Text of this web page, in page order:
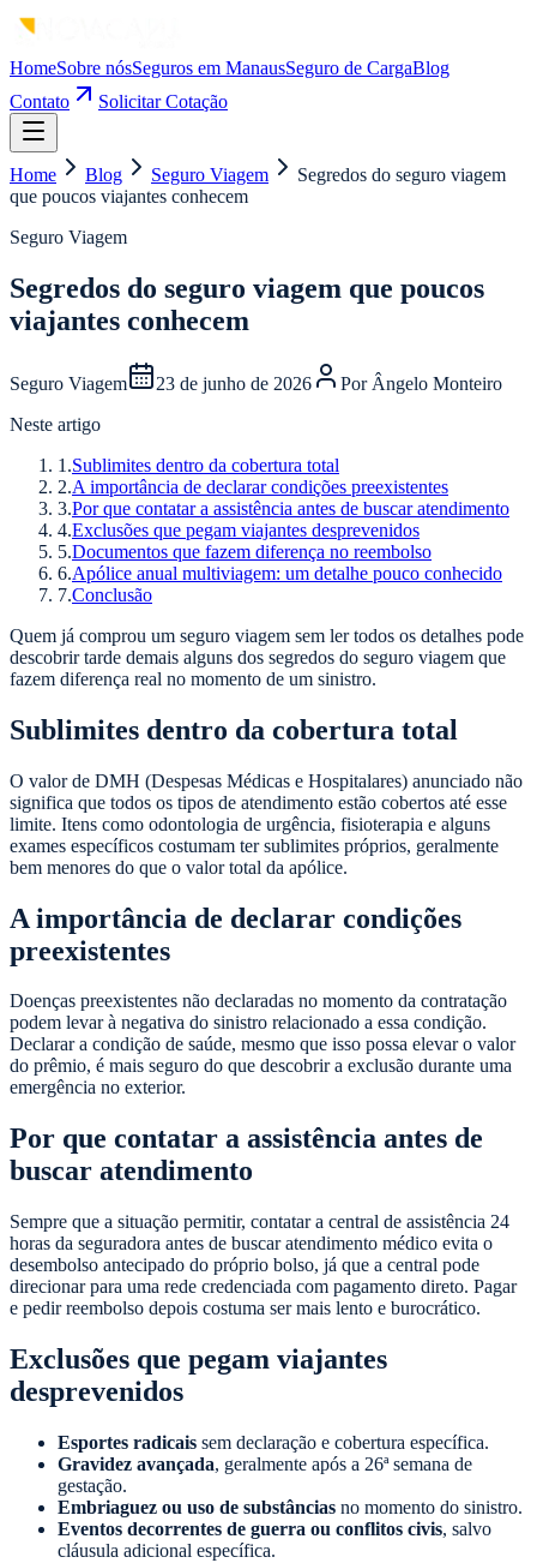
HomeSobre nósSeguros em ManausSeguro de CargaBlog
Contato
Solicitar Cotação
Home Blog Seguro Viagem
Segredos do seguro viagem
que poucos viajantes conhecem
Seguro Viagem
Segredos do seguro viagem que poucos
viajantes conhecem
Seguro Viagem 23 de junho de 2026 Por Ângelo Monteiro
Neste artigo
1 .Sublimites dentro da cobertura total
2.A importância de declarar condições preexistentes
3.Por que contatar a assistência antes de buscar atendimento
4.Exclusões que pegam viajantes desprevenidos
5.Documentos que fazem diferença no reembolso
6.Apólice anual multiviagem: um detalhe pouco conhecido
7.Conclusão
Quem já comprou um seguro viagem sem ler todos os detalhes pode
descobrir tarde demais alguns dos segredos do seguro viagem que
fazem diferença real no momento de um sinistro.
Sublimites dentro da cobertura total
O valor de DMH (Despesas Médicas e Hospitalares) anunciado não
significa que todos os tipos de atendimento estão cobertos até esse
limite. Itens como odontologia de urgência, fisioterapia e alguns
exames específicos costumam ter sublimites próprios, geralmente
bem menores do que o valor total da apólice.
A importância de declarar condições
preexistentes
Doenças preexistentes não declaradas no momento da contratação
podem levar à negativa do sinistro relacionado a essa condição.
Declarar a condição de saúde, mesmo que isso possa elevar o valor
do prêmio, é mais seguro do que descobrir a exclusão durante uma
emergência no exterior.
Por que contatar a assistência antes de
buscar atendimento
Sempre que a situação permitir, contatar a central de assistência 24
horas da seguradora antes de buscar atendimento médico evita o
desembolso antecipado do próprio bolso, já que a central pode
direcionar para uma rede credenciada com pagamento direto. Pagar
e pedir reembolso depois costuma ser mais lento e burocrático.
Exclusões que pegam viajantes
desprevenidos
Esportes radicais sem declaração e cobertura específica.
Gravidez avançada, geralmente após a 26ª semana de
gestação.
Embriaguez ou uso de substâncias no momento do sinistro.
Eventos decorrentes de guerra ou conflitos civis, salvo
cláusula adicional específica.